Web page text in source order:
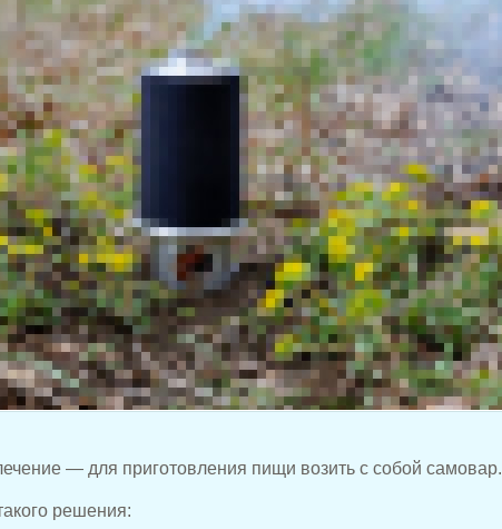
— для приготовления пищи возить с собой самовар.
решения: